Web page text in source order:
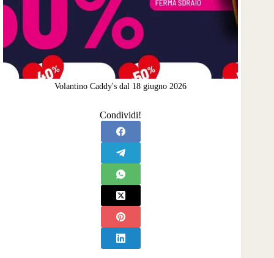
Volantino Caddy's dal 18 giugno 2026
Condividi!